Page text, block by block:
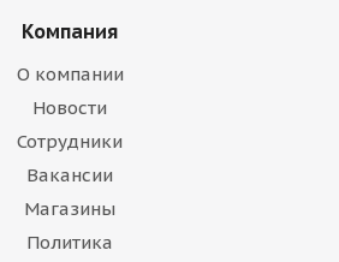
Компания
О компании
Новости
Сотрудники
Вакансии
Магазины
Политика